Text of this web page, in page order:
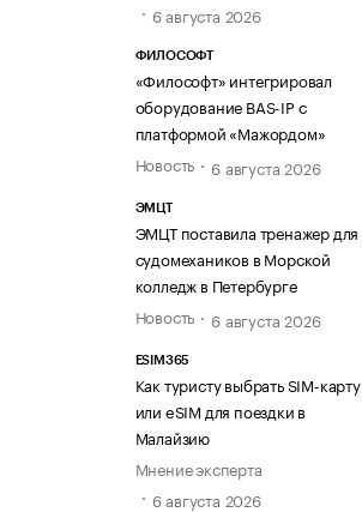
6 августа 2026
ФИЛОСОФТ
«Философт» интегрировал
оборудование BAS-IP с
платформой «Мажордом»
Новость
6 августа 2026
ЭМЦТ
ЭМЦТ поставила тренажер для
судомехаников в Морской
колледж в Петербурге
Новость
6 августа 2026
ESIM365
Как туристу выбрать SIM-карту
или eSIM для поездки в
Малайзию
Мнение эксперта
6 августа 2026